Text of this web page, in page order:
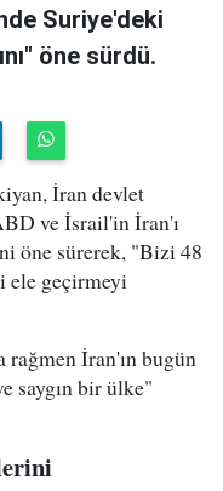
Suriye'deki
öne sürdü.
İran devlet
ve İsrail'in İran'ı
öne sürerek, "Bizi 48
ele geçirmeyi
rağmen İran'ın bugün
saygın bir ülke"